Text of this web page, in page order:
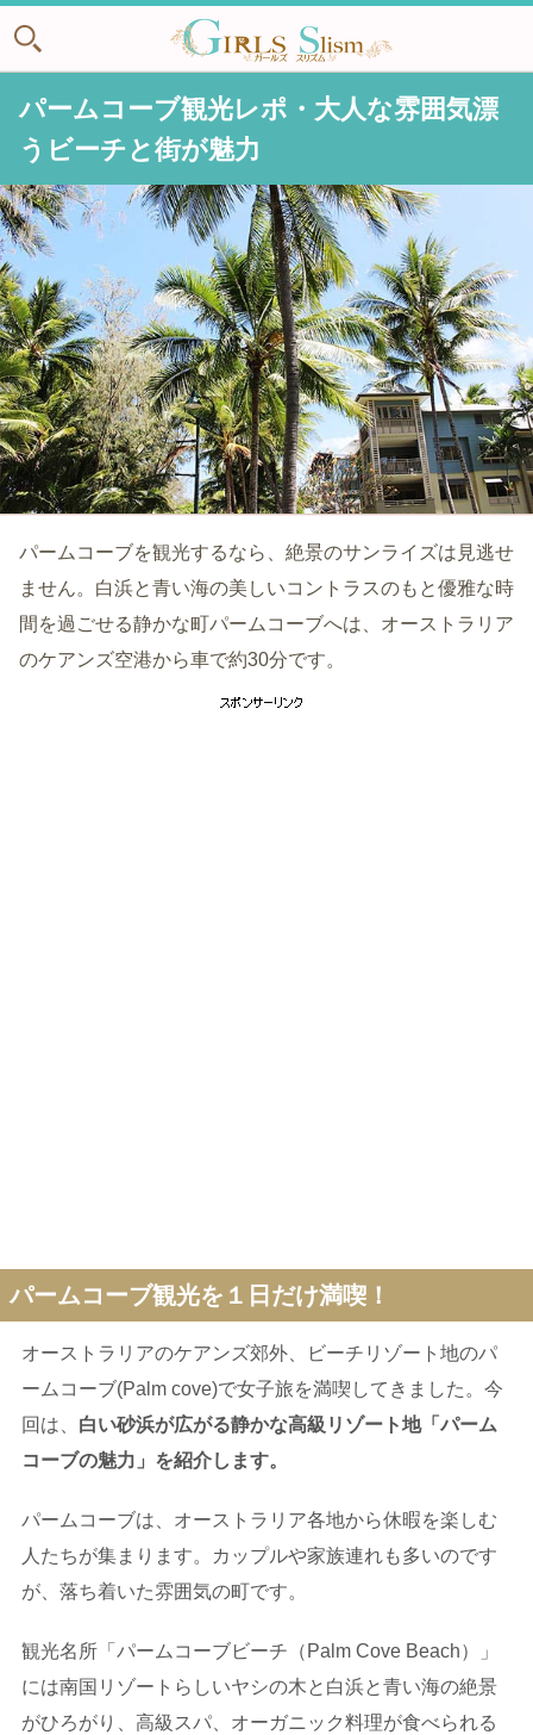
パームコーブ観光レポ・大人な雰囲気漂
うビーチと街が魅力
パームコーブを観光するなら、絶景のサンライズは見逃せ
ません。白浜と青い海の美しいコントラスのもと優雅な時
間を過ごせる静かな町パームコーブへは、オーストラリア
のケアンズ空港から車で約30分です。
パームコーブ観光を１日だけ満喫！
オーストラリアのケアンズ郊外、ビーチリゾート地のパ
ームコーブ(Palm cove)で女子旅を満喫してきました。今
回は、 白い砂浜が広がる静かな高級リゾート地「パーム
コーブの魅力」を紹介します。
パームコーブは、オーストラリア各地から休暇を楽しむ
人たちが集まります。カップルや家族連れも多いのです
が、落ち着いた雰囲気の町です。
観光名所「パームコーブビーチ（Palm Cove Beach）」
には南国リゾートらしいヤシの木と白浜と青い海の絶景
がひろがり、高級スパ、オーガニック料理が食べられる